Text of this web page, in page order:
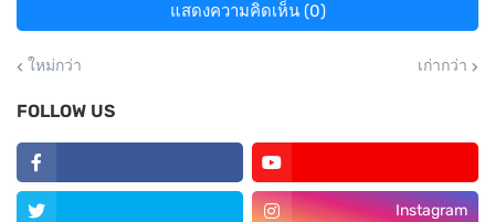
แสดงความคิดเห็น (0)
ใหม่กว่า เก่ากว่า
FOLLOW US
Instagram